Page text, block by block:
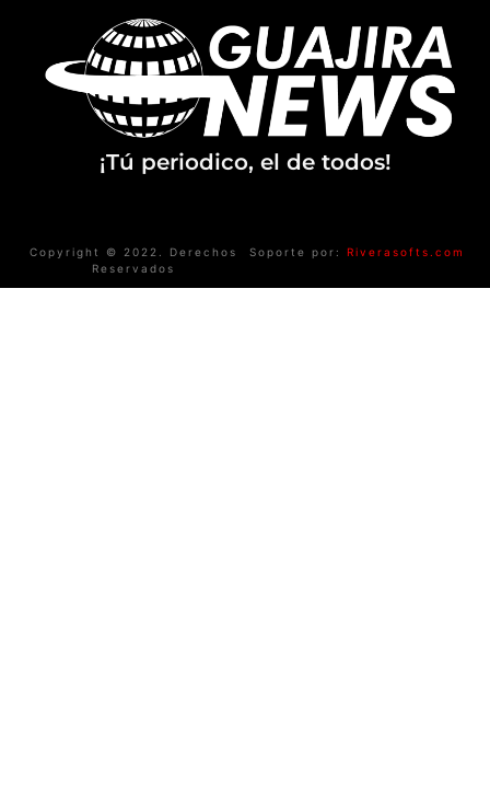
¡Tú periodico, el de todos!
Copyright © 2022. Derechos
Reservados
Soporte por: Riverasofts.com